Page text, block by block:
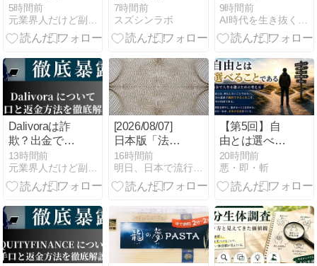
人メールの裏
側と出金でき
ない被害の実
5時間前
たい。でも、
SEO記事ばか
り書きたくな
7時間前
スズシンラボ
ルーされ
る。」今すぐ
捨てるべき常
9時間前
Dalivoraは詐
欺？出金でき
ないと評判！
SNS勧誘の闇
を元業者が暴
13時間前
[2026/08/07]
日本版「法人
向け職場安全
コンサル」副
業の可能性
16時間前
【第5回】自
由とは選べる
ことである｜
自分で人生を
選ぶための考
20時間前
悪・即・斬